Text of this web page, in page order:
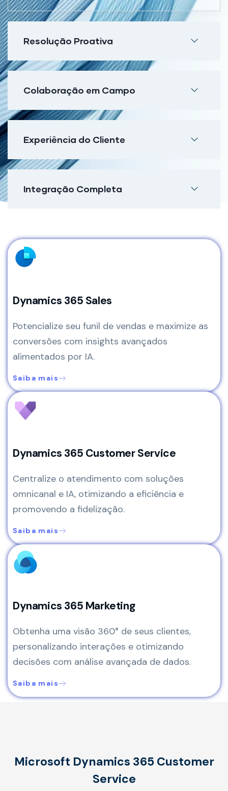
Resolução Proativa
Colaboração em Campo
Experiência do Cliente
Integração Completa
Dynamics 365 Sales
Potencialize seu funil de vendas e maximize as
conversões com insights avançados
alimentados por IA.
Saiba mais
Dynamics 365 Customer Service
Centralize o atendimento com soluções
omnicanal e IA, otimizando a eficiência e
promovendo a fidelização.
Saiba mais
Dynamics 365 Marketing
Obtenha uma visão 360° de seus clientes,
personalizando interações e otimizando
decisões com análise avançada de dados.
Saiba mais
Microsoft Dynamics 365 Customer
Service